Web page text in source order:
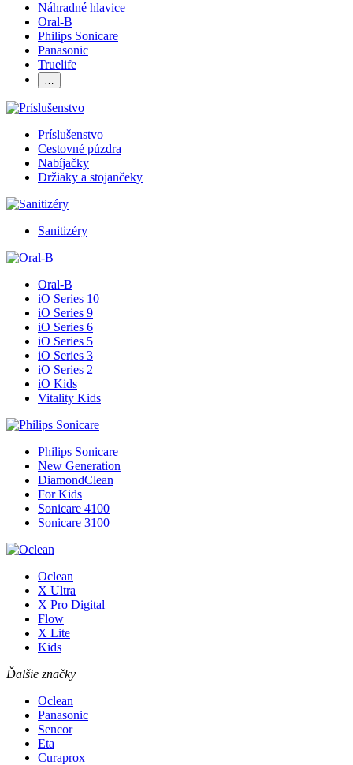
Náhradné hlavice
Oral-B
Philips Sonicare
Panasonic
Truelife
…
Príslušenstvo
Cestovné púzdra
Nabíjačky
Držiaky a stojančeky
Sanitizéry
Oral-B
iO Series 10
iO Series 9
iO Series 6
iO Series 5
iO Series 3
iO Series 2
iO Kids
Vitality Kids
Philips Sonicare
New Generation
DiamondClean
For Kids
Sonicare 4100
Sonicare 3100
Oclean
X Ultra
X Pro Digital
Flow
X Lite
Kids
Ďalšie značky
Oclean
Panasonic
Sencor
Eta
Curaprox